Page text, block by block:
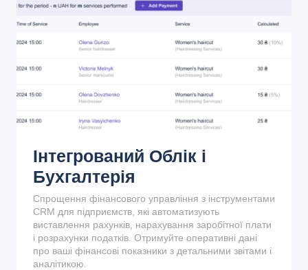
Інтегрований Облік і
Бухгалтерія
Спрощення фінансового управління з інструментами
CRM для підприємств, які автоматизують
виставлення рахунків, нарахування заробітної плати
і розрахунки податків. Отримуйте оперативні дані
про ваші фінансові показники з детальними звітами і
аналітикою.